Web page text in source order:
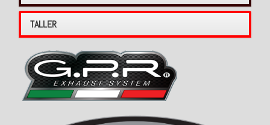
TALLER